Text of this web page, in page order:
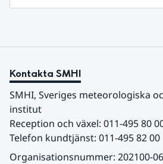
Kontakta SMHI
SMHI, Sveriges meteorologiska
institut
Reception och växel: 011-495 80
Telefon kundtjänst: 011-495 82 00
Organisationsnummer: 202100-